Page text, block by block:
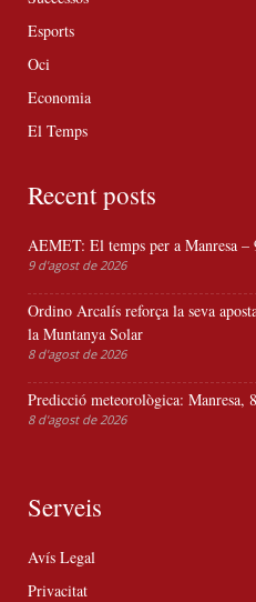
Esports
Oci
Economia
El Temps
Recent posts
AEMET: El temps per a Manresa –
9 d'agost de 2026
Ordino Arcalís reforça la seva
la Muntanya Solar
8 d'agost de 2026
Predicció meteorològica: Manresa,
8 d'agost de 2026
Serveis
Avís Legal
Privacitat